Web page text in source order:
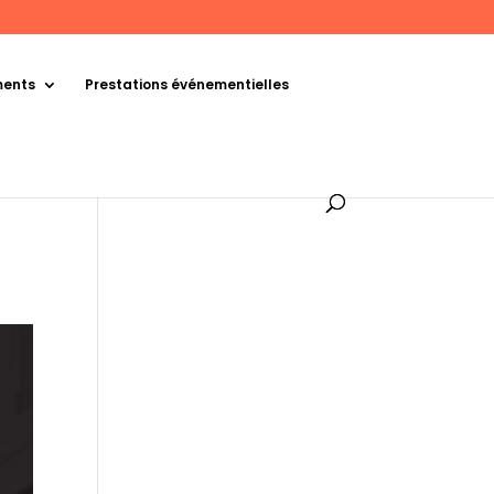
Prestations événementielles